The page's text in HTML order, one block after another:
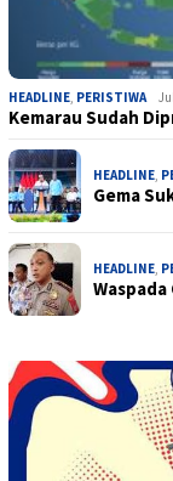
HEADLINE, PERISTIWA
Kemarau Sudah
HEADLINE,
Gema
HEADLINE,